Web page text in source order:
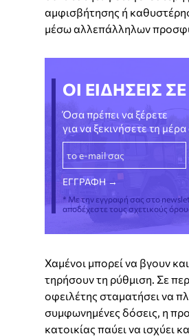
αμφισβήτησης ή
μέσω αλλεπάλληλων
ΟΙ ΕΙΔΗΣΕΙΣ
Όσα πρέπει να ξέρετε
για να ξεκινήσετε τη
* Με την εγγραφή σας στο
αποδέχεστε τους σχετικούς
Χαμένοι μπορεί να βγουν
τηρήσουν τη ρύθμιση. Σε
οφειλέτης σταματήσει να
συμφωνημένες δόσεις, η
κατοικίας παύει να ισχύει